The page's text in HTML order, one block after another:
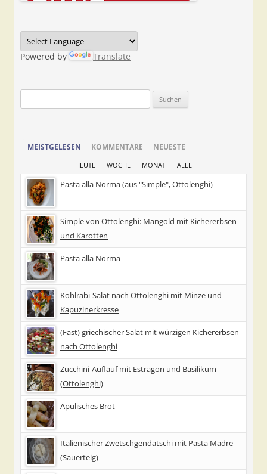
Powered by Translate
nach:
MEISTGELESEN KOMMENTARE NEUESTE
HEUTE WOCHE MONAT ALLE
Pasta alla Norma (aus "Simple", Ottolenghi)
Simple von Ottolenghi: Mangold mit Kichererbsen
und Karotten
Pasta alla Norma
Kohlrabi-Salat nach Ottolenghi mit Minze und
Kapuzinerkresse
(Fast) griechischer Salat mit würzigen Kichererbsen
nach Ottolenghi
Zucchini-Auflauf mit Estragon und Basilikum
(Ottolenghi)
Apulisches Brot
Italienischer Zwetschgendatschi mit Pasta Madre
(Sauerteig)